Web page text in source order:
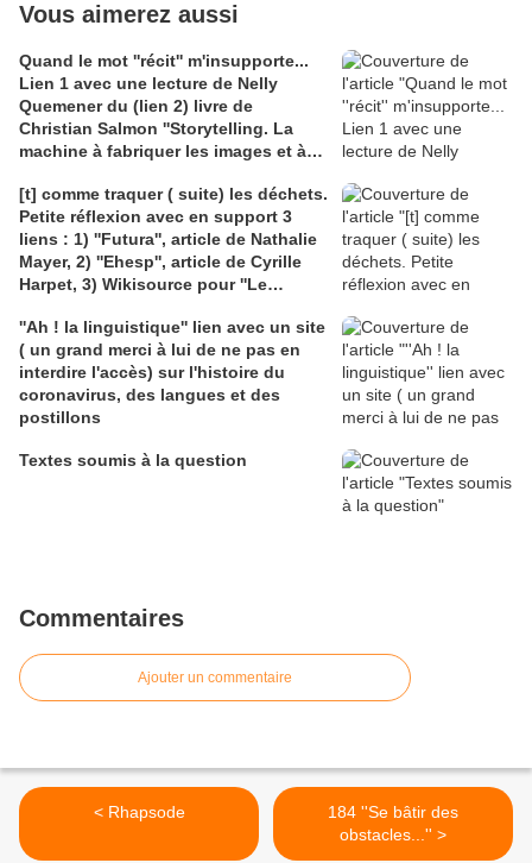
Vous aimerez aussi
Quand le mot ''récit'' m'insupporte...
Lien 1 avec une lecture de Nelly
Quemener du (lien 2) livre de
Christian Salmon ''Storytelling. La
machine à fabriquer les images et à
site ''eternels-éclairs'' pour ''Le
pouvoir des fables'' de Jean de La
Fontaine
[t] comme traquer ( suite) les déchets.
Petite réflexion avec en support 3
liens : 1) ''Futura'', article de Nathalie
Mayer, 2) ''Ehesp'', article de Cyrille
Harpet, 3) Wikisource pour ''Le
l'importance des selles en médecine
''Ah ! la linguistique'' lien avec un site
( un grand merci à lui de ne pas en
interdire l'accès) sur l'histoire du
coronavirus, des langues et des
postillons
Textes soumis à la question
Commentaires
Ajouter un commentaire
< Rhapsode
184 ''Se bâtir des
obstacles...'' >